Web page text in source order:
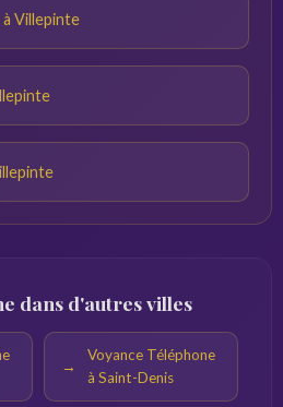
Villepinte
dans d'autres villes
Voyance Téléphone
à Saint-Denis